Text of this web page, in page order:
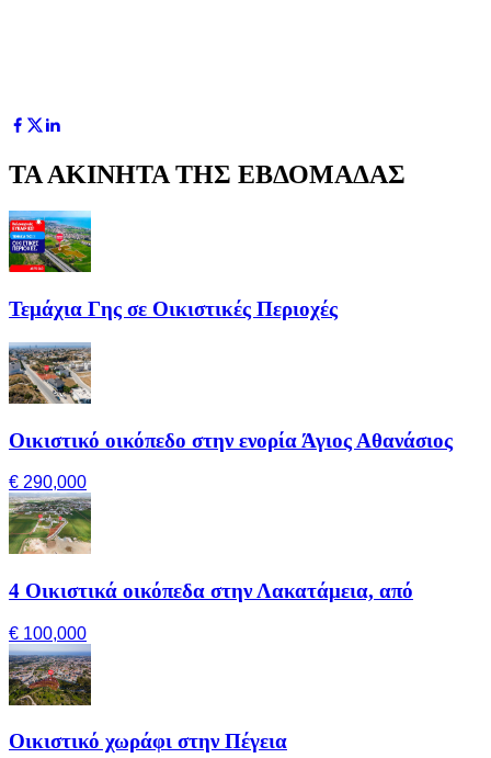
ΤΑ ΑΚΙΝΗΤΑ ΤΗΣ ΕΒΔΟΜΑΔΑΣ
Τεμάχια Γης σε Οικιστικές Περιοχές
Οικιστικό οικόπεδο στην ενορία Άγιος Αθανάσιος
€ 290,000
4 Οικιστικά οικόπεδα στην Λακατάμεια, από
€ 100,000
Οικιστικό χωράφι στην Πέγεια